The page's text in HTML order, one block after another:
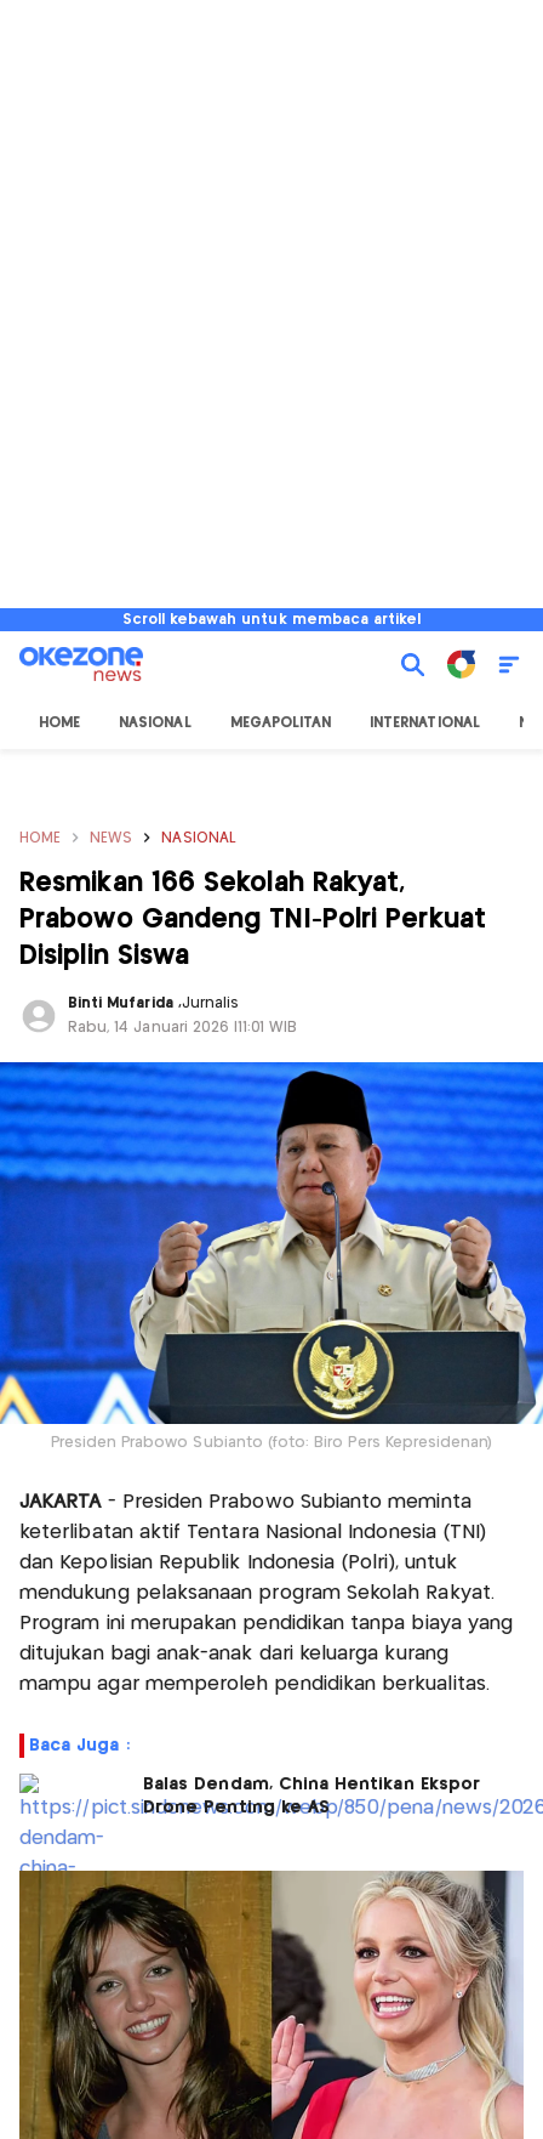
Scroll kebawah untuk membaca artikel
HOME NASIONAL MEGAPOLITAN INTERNATIONAL
HOME NEWS NASIONAL
Resmikan 166 Sekolah Rakyat,
Prabowo Gandeng TNI-Polri Perkuat
Disiplin Siswa
Binti Mufarida ,Jurnalis
Rabu, 14 Januari 2026 |11:01 WIB
Presiden Prabowo Subianto (foto: Biro Pers Kepresidenan)
JAKARTA - Presiden Prabowo Subianto meminta
keterlibatan aktif Tentara Nasional Indonesia (TNI)
dan Kepolisian Republik Indonesia (Polri), untuk
mendukung pelaksanaan program Sekolah Rakyat.
Program ini merupakan pendidikan tanpa biaya yang
ditujukan bagi anak-anak dari keluarga kurang
mampu agar memperoleh pendidikan berkualitas.
Baca Juga :
Balas Dendam, China Hentikan Ekspor
Drone Penting ke AS